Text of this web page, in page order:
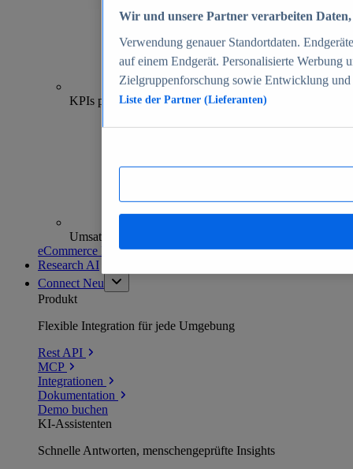
70+
KPIs pro Shop
Umsatzanalysen und -prognosen
eCommerce Insights entdecken
Research AI
Connect Neu
Produkt
Flexible Integration für jede Umgebung
Rest API
MCP
Integrationen
Dokumentation
Demo buchen
KI-Assistenten
Schnelle Antworten, menschengeprüfte Insights
Wir und unsere Partner verarbeiten
Verwendung genauer Standortdaten.
auf einem Endgerät. Personalisierte Werbung
Zielgruppenforschung sowie Entwicklung
Liste der Partner (Lieferanten)